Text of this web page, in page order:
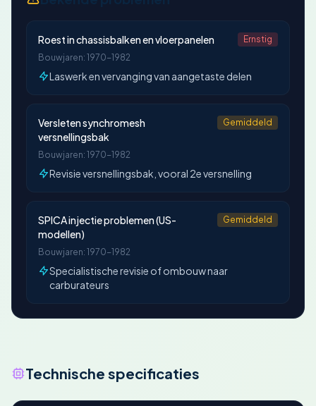
Roest in chassisbalken en vloerpanelen
Ernstig
Bouwjaren: 1970-1982
Laswerk en vervanging van aangetaste delen
Versleten synchromesh
versnellingsbak
Gemiddeld
Bouwjaren: 1970-1982
Revisie versnellingsbak, vooral 2e versnelling
SPICA injectie problemen (US-
modellen)
Gemiddeld
Bouwjaren: 1970-1982
Specialistische revisie of ombouw naar
carburateurs
Technische specificaties